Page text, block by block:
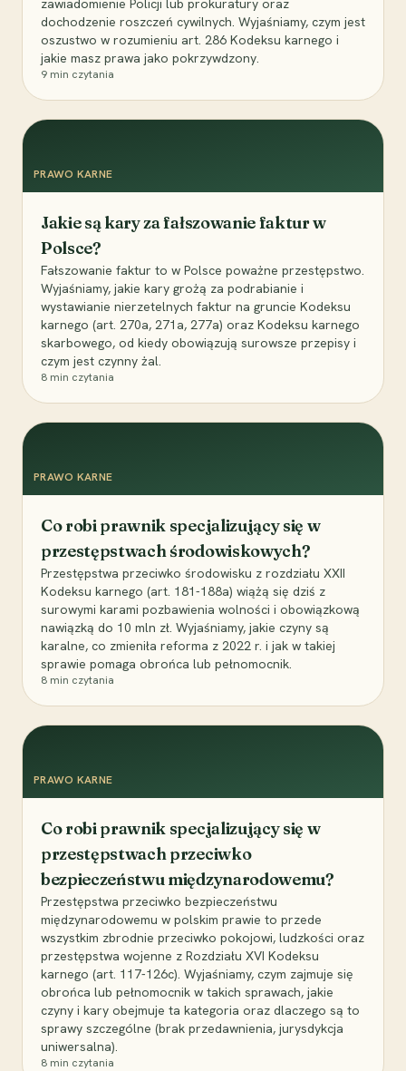
zawiadomienie Policji lub prokuratury oraz
dochodzenie roszczeń cywilnych. Wyjaśniamy, czym jest
oszustwo w rozumieniu art. 286 Kodeksu karnego i
jakie masz prawa jako pokrzywdzony.
9 min czytania
PRAWO KARNE
Jakie są kary za fałszowanie faktur w
Polsce?
Fałszowanie faktur to w Polsce poważne przestępstwo.
Wyjaśniamy, jakie kary grożą za podrabianie i
wystawianie nierzetelnych faktur na gruncie Kodeksu
karnego (art. 270a, 271a, 277a) oraz Kodeksu karnego
skarbowego, od kiedy obowiązują surowsze przepisy i
czym jest czynny żal.
8 min czytania
PRAWO KARNE
Co robi prawnik specjalizujący się w
przestępstwach środowiskowych?
Przestępstwa przeciwko środowisku z rozdziału XXII
Kodeksu karnego (art. 181-188a) wiążą się dziś z
surowymi karami pozbawienia wolności i obowiązkową
nawiązką do 10 mln zł. Wyjaśniamy, jakie czyny są
karalne, co zmieniła reforma z 2022 r. i jak w takiej
sprawie pomaga obrońca lub pełnomocnik.
8 min czytania
PRAWO KARNE
Co robi prawnik specjalizujący się w
przestępstwach przeciwko
bezpieczeństwu międzynarodowemu?
Przestępstwa przeciwko bezpieczeństwu
międzynarodowemu w polskim prawie to przede
wszystkim zbrodnie przeciwko pokojowi, ludzkości oraz
przestępstwa wojenne z Rozdziału XVI Kodeksu
karnego (art. 117-126c). Wyjaśniamy, czym zajmuje się
obrońca lub pełnomocnik w takich sprawach, jakie
czyny i kary obejmuje ta kategoria oraz dlaczego są to
sprawy szczególne (brak przedawnienia, jurysdykcja
uniwersalna).
8 min czytania